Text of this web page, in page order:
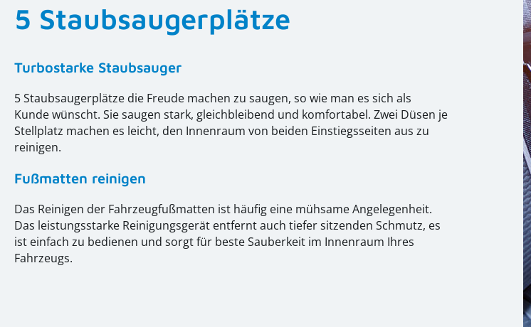
5 Staubsaugerplätze
Turbostarke Staubsauger
5 Staubsaugerplätze die Freude machen zu saugen, so wie man es sich als
Kunde wünscht. Sie saugen stark, gleichbleibend und komfortabel. Zwei Düsen je
Stellplatz machen es leicht, den Innenraum von beiden Einstiegsseiten aus zu
reinigen.
Fußmatten reinigen
Das Reinigen der Fahrzeugfußmatten ist häufig eine mühsame Angelegenheit.
Das leistungsstarke Reinigungsgerät entfernt auch tiefer sitzenden Schmutz, es
ist einfach zu bedienen und sorgt für beste Sauberkeit im Innenraum Ihres
Fahrzeugs.